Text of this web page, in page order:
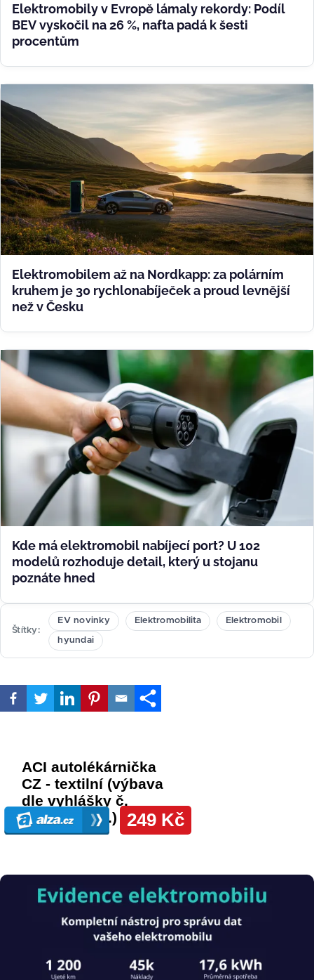
Elektromobily v Evropě lámaly rekordy: Podíl
BEV vyskočil na 26 %, nafta padá k šesti
procentům
Elektromobilem až na Nordkapp: za polárním
kruhem je 30 rychlonabíječek a proud levnější
než v Česku
Kde má elektromobil nabíjecí port? U 102
modelů rozhoduje detail, který u stojanu
poznáte hned
Štítky
EV novinky Elektromobilita Elektromobil
hyundai
Obrázek